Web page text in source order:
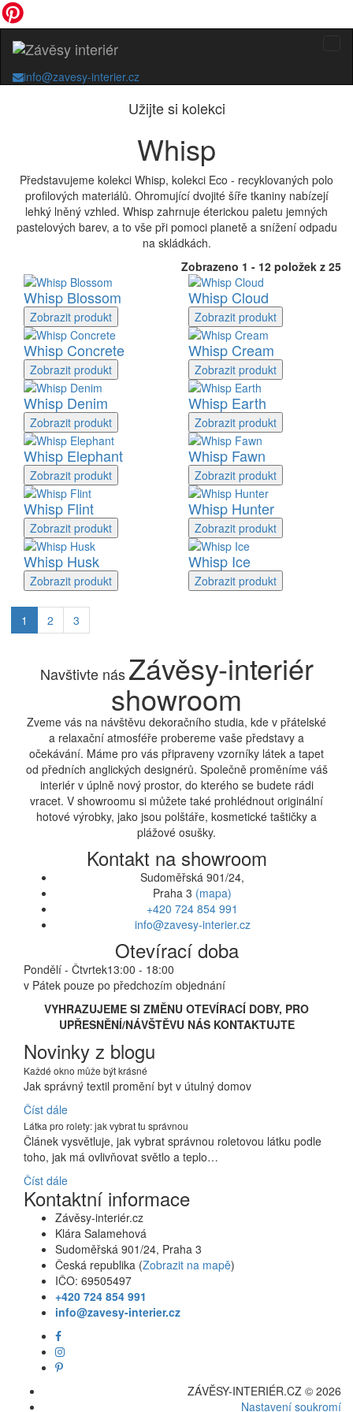
info@zavesy-interier.cz
Užijte si kolekci
Whisp
Představujeme kolekci Whisp, kolekci Eco - recyklovaných polo
profilových materiálů. Ohromující dvojité šíře tkaniny nabízejí
lehký lněný vzhled. Whisp zahrnuje éterickou paletu jemných
pastelových barev, a to vše při pomoci planetě a snížení odpadu
na skládkách.
Zobrazeno 1 - 12 položek z 25
Whisp Blossom
Zobrazit produkt
Whisp Cloud
Zobrazit produkt
Whisp Concrete
Zobrazit produkt
Whisp Cream
Zobrazit produkt
Whisp Denim
Zobrazit produkt
Whisp Earth
Zobrazit produkt
Whisp Elephant
Zobrazit produkt
Whisp Fawn
Zobrazit produkt
Whisp Flint
Zobrazit produkt
Whisp Hunter
Zobrazit produkt
Whisp Husk
Zobrazit produkt
Whisp Ice
Zobrazit produkt
1 2 3
Navštivte nás Závěsy-interiér
showroom
Zveme vás na návštěvu dekoračního studia, kde v přátelské
a relaxační atmosféře probereme vaše představy a
očekávání. Máme pro vás připraveny vzorníky látek a tapet
od předních anglických designérů. Společně proměníme váš
interiér v úplně nový prostor, do kterého se budete rádi
vracet. V showroomu si můžete také prohlédnout originální
hotové výrobky, jako jsou polštáře, kosmetické taštičky a
plážové osušky.
Kontakt na showroom
Sudoměřská 901/24,
Praha 3 (mapa)
+420 724 854 991
info@zavesy-interier.cz
Otevírací doba
Pondělí - Čtvrtek13:00 - 18:00
v Pátek pouze po předchozím objednání
VYHRAZUJEME SI ZMĚNU OTEVÍRACÍ DOBY, PRO
UPŘESNĚNÍ/NÁVŠTĚVU NÁS KONTAKTUJTE
Novinky z blogu
Každé okno může být krásné
Jak správný textil promění byt v útulný domov
Číst dále
Látka pro rolety: jak vybrat tu správnou
Článek vysvětluje, jak vybrat správnou roletovou látku podle
toho, jak má ovlivňovat světlo a teplo…
Číst dále
Kontaktní informace
Závěsy-interiér.cz
Klára Salamehová
Sudoměřská 901/24, Praha 3
Česká republika (Zobrazit na mapě)
IČO: 69505497
+420 724 854 991
info@zavesy-interier.cz
ZÁVĚSY-INTERIÉR.CZ © 2026
Nastavení soukromí